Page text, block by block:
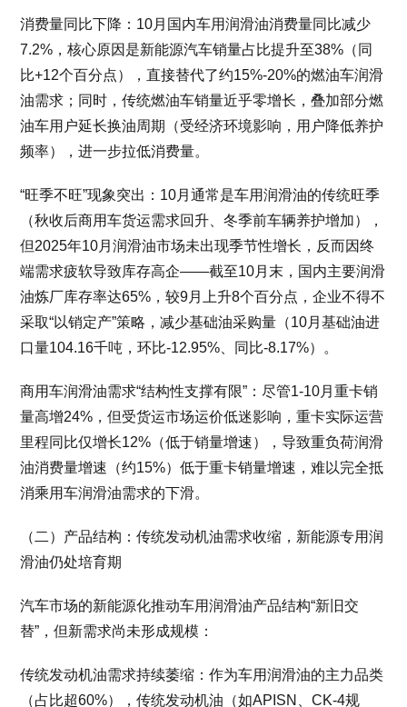
消费量同比下降：10月国内车用润滑油消费量同比减少
7.2%，核心原因是新能源汽车销量占比提升至38%（同
比+12个百分点），直接替代了约15%-20%的燃油车润滑
油需求；同时，传统燃油车销量近乎零增长，叠加部分燃
油车用户延长换油周期（受经济环境影响，用户降低养护
频率），进一步拉低消费量。
“旺季不旺”现象突出：10月通常是车用润滑油的传统旺季
（秋收后商用车货运需求回升、冬季前车辆养护增加），
但2025年10月润滑油市场未出现季节性增长，反而因终
端需求疲软导致库存高企——截至10月末，国内主要润滑
油炼厂库存率达65%，较9月上升8个百分点，企业不得不
采取“以销定产”策略，减少基础油采购量（10月基础油进
口量104.16千吨，环比-12.95%、同比-8.17%）。
商用车润滑油需求“结构性支撑有限”：尽管1-10月重卡销
量高增24%，但受货运市场运价低迷影响，重卡实际运营
里程同比仅增长12%（低于销量增速），导致重负荷润滑
油消费量增速（约15%）低于重卡销量增速，难以完全抵
消乘用车润滑油需求的下滑。
（二）产品结构：传统发动机油需求收缩，新能源专用润
滑油仍处培育期
汽车市场的新能源化推动车用润滑油产品结构“新旧交
替”，但新需求尚未形成规模：
传统发动机油需求持续萎缩：作为车用润滑油的主力品类
（占比超60%），传统发动机油（如APISN、CK-4规